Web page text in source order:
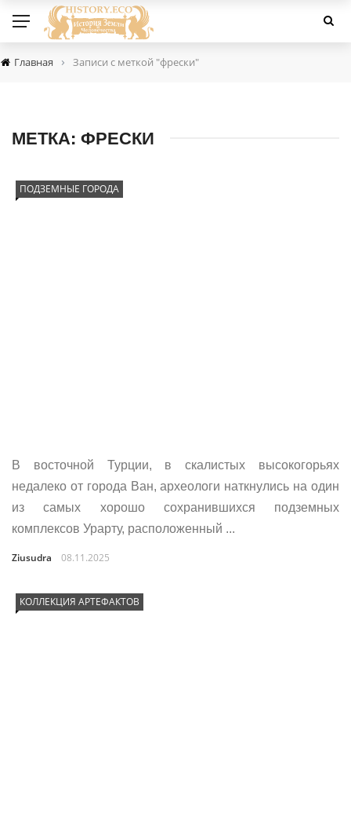
Главная › Записи с меткой "фрески"
МЕТКА: ФРЕСКИ
ПОДЗЕМНЫЕ ГОРОДА
В восточной Турции, в скалистых высокогорьях
недалеко от города Ван, археологи наткнулись на один
из самых хорошо сохранившихся подземных
комплексов Урарту, расположенный ...
Ziusudra 08.11.2025
КОЛЛЕКЦИЯ АРТЕФАКТОВ